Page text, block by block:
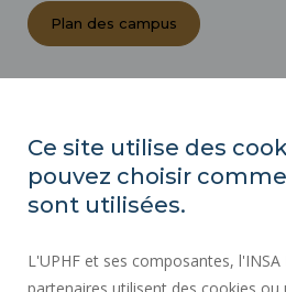
Plan des campus
MARCHÉS PUBLICS
PLAN DU SITE
PLAN DES CAMPUS
Ce site utilise des
pouvez choisir
sont utilisées.
L'UPHF et ses composantes, l'INSA